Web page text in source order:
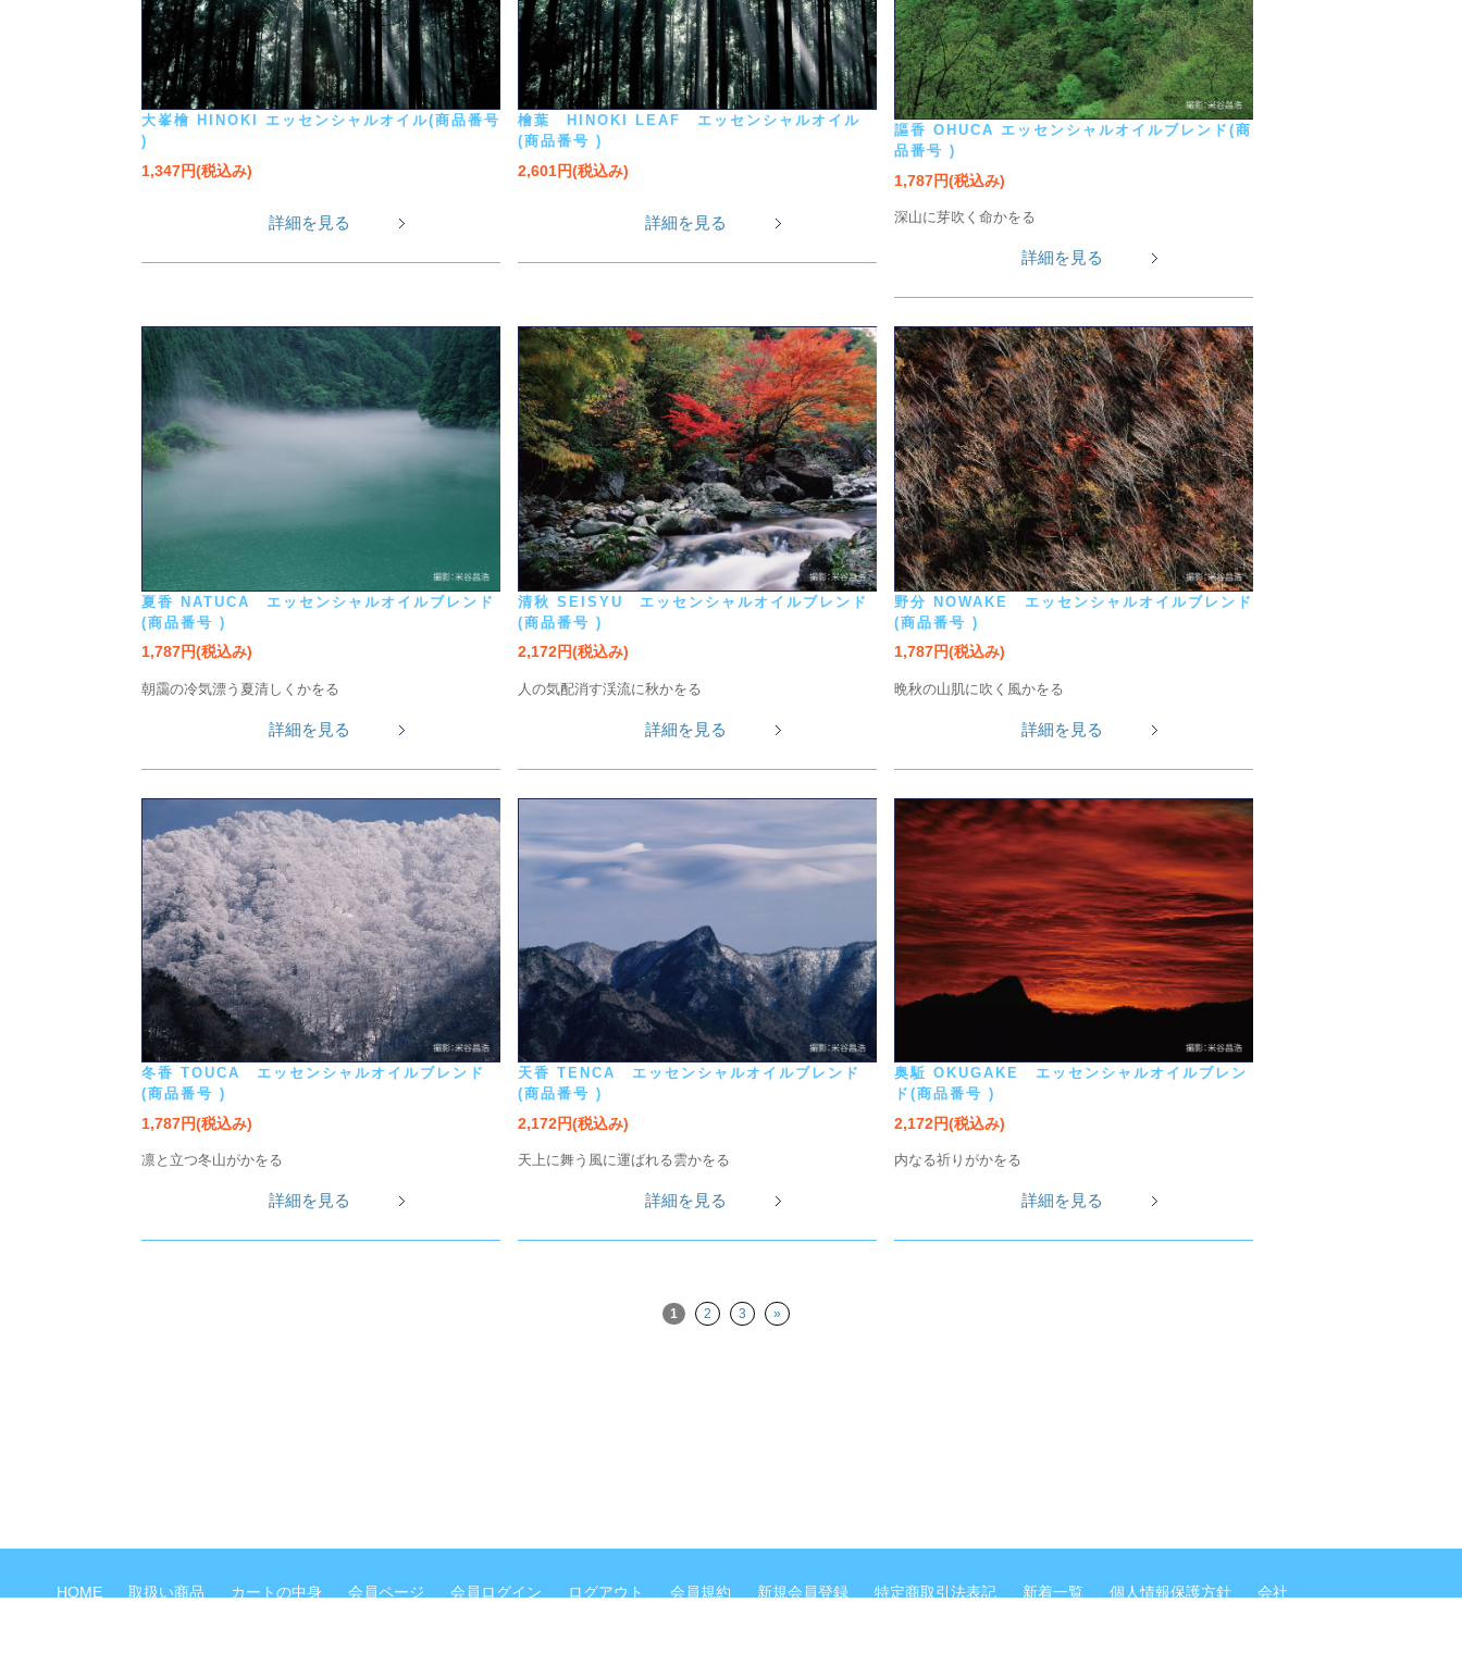
大峯檜 HINOKI エッセンシャルオイル(商品番号
)
1,347円(税込み)
詳細を見る
檜葉 HINOKI LEAF エッセンシャルオイル
(商品番号 )
2,601円(税込み)
詳細を見る
謳香 OHUCA エッセンシャルオイルブレンド(商
品番号 )
1,787円(税込み)
深山に芽吹く命かをる
詳細を見る
夏香 NATUCA エッセンシャルオイルブレンド
(商品番号 )
1,787円(税込み)
朝靄の冷気漂う夏清しくかをる
詳細を見る
清秋 SEISYU エッセンシャルオイルブレンド
(商品番号 )
2,172円(税込み)
人の気配消す渓流に秋かをる
詳細を見る
野分 NOWAKE エッセンシャルオイルブレンド
(商品番号 )
1,787円(税込み)
晩秋の山肌に吹く風かをる
詳細を見る
冬香 TOUCA エッセンシャルオイルブレンド
(商品番号 )
1,787円(税込み)
凛と立つ冬山がかをる
詳細を見る
天香 TENCA エッセンシャルオイルブレンド
(商品番号 )
2,172円(税込み)
天上に舞う風に運ばれる雲かをる
詳細を見る
奥駈 OKUGAKE エッセンシャルオイルブレン
ド(商品番号 )
2,172円(税込み)
内なる祈りがかをる
詳細を見る
1 2 3 »
HOME 取扱い商品 カートの中身 会員ページ 会員ログイン ログアウト 会員規約 新規会員登録 特定商取引法表記 新着一覧 個人情報保護方針
会社